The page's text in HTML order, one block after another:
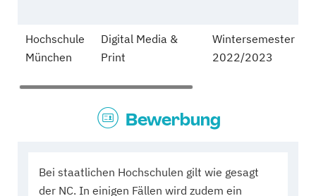
Hochschule
München
Digital Media &
Print
Wintersemester
2022/2023
Bewerbung
Bei staatlichen Hochschulen gilt wie gesagt
der NC. In einigen Fällen wird zudem ein